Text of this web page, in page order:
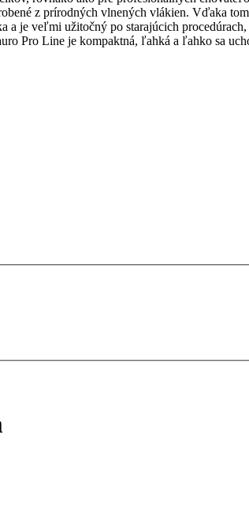
z prírodných vlnených vlákien. Vďaka
a je veľmi užitočný po starajúcich
Pro Line je kompaktná, ľahká a ľahko sa